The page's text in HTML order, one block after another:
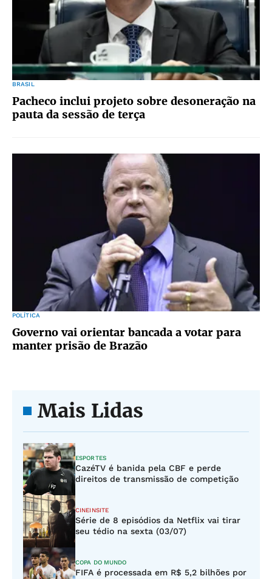
BRASIL
Pacheco inclui projeto sobre desoneração na
pauta da sessão de terça
POLÍTICA
Governo vai orientar bancada a votar para
manter prisão de Brazão
Mais Lidas
ESPORTES
CazéTV é banida pela CBF e perde
direitos de transmissão de competição
CINEINSITE
Série de 8 episódios da Netflix vai tirar
seu tédio na sexta (03/07)
COPA DO MUNDO
FIFA é processada em R$ 5,2 bilhões por